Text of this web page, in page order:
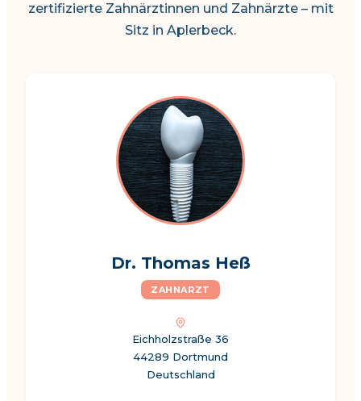
zertifizierte Zahnärztinnen und Zahnärzte – mit
Sitz in Aplerbeck.
Dr. Thomas Heß
ZAHNARZT
Eichholzstraße 36
44289 Dortmund
Deutschland